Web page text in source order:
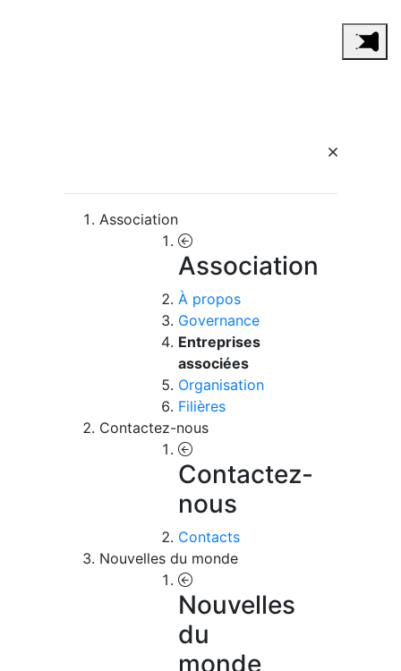
Association
Association
À propos
Governance
Entreprises
associées
Organisation
Filières
Contactez-nous
Contactez-
nous
Contacts
Nouvelles du monde
Nouvelles
du
monde